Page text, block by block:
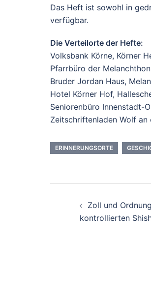
Das Heft ist sowohl in
verfügbar.
Die Verteilorte der Hefte:
Volksbank Körne, Körner
Pfarrbüro der
Bruder Jordan Haus,
Hotel Körner Hof,
Seniorenbüro Innenstadt-
Zeitschriftenladen Wolf an
ERINNERUNGSORTE
Beitrags-
Zoll und
kontrollierten